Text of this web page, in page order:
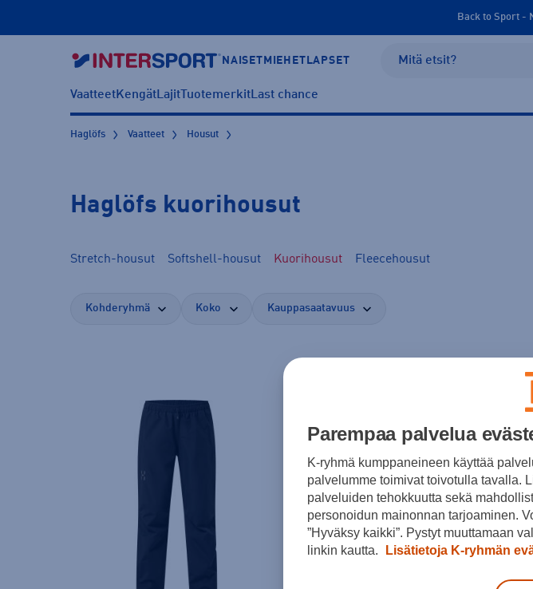
Back to Sport -
NAISET MIEHET LAPSET
VaatteetKengätLajitTuotemerkitLast chance
Haglöfs Vaatteet Housut
Haglöfs kuorihousut
Stretch-housut Softshell-housut Kuorihousut Fleecehousut
Kohderyhmä Koko Kauppasaatavuus
Parempaa palvelua
K-ryhmä kumppaneineen käyttää
palvelumme toimivat toivotulla tavalla.
palveluiden tehokkuutta sekä
personoidun mainonnan tarjoaminen.
”Hyväksy kaikki”. Pystyt muuttamaan
linkin kautta.
Lisätietoja K-ryhmän